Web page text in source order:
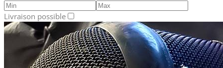
Livraison possible